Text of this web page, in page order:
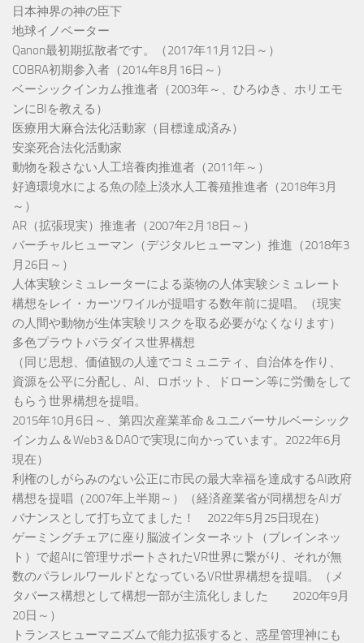
日本神界の神の臣下
地球イノベーター
Qanon最初期拡散者です。（2017年11月12日～）
COBRA初期参入者（2014年8月16日～）
ベーシックインカム推進者（2003年～、ひろゆき、ホリエモ
ンにBIを教える）
医療用大麻合法化活動家（目標達成済み）
安楽死合法化活動家
動物を殺さない人工培養肉推進者（2011年～）
好適環境水による魚の陸上淡水人工養殖推進者（2018年3月
～）
AR（拡張現実）推進者（2007年2月18日～）
バーチャルヒューマン（デジタルヒューマン）推進（2018年3
月26日～）
人体実験シミュレーターによる薬物の人体実験シミュレート
構想をレイ・カーツワイルが提唱する数年前に提唱。（現実
の人間や動物が生体実験リスクを取る必要がなくなります）
多色プラウトパラダイス世界構想
（同じ思想、価値観の人達でコミュニティ、自治体を作り、
資源を公平に分配し、AI、ロボット、ドローン等に労働をして
もらう世界構想を提唱。
2015年10月6日～、第四次産業革命＆ユニバーサルベーシック
インカム＆Web3＆DAOで実現に向かっています。2022年6月
現在）
利権のしがらみのない公正に市民の最大幸福を達成するAI政府
構想を提唱（2007年上半期～）（経済産業省が同構想をAIガ
バナンスとして打ち立てました！ 2022年5月25日現在）
ゲーミングチェアに座り脳波インターネット（ブレインネッ
ト）で超AIに管理サポートされたVR世界に繋がり、それが無
数のパラレルワールドとなっているVR世界構想を提唱。（メ
タバース構想として構想一部が主流化しました 2020年9月
20日～）
トランスヒューマニズムで能力拡張すると、惑星管理神にも